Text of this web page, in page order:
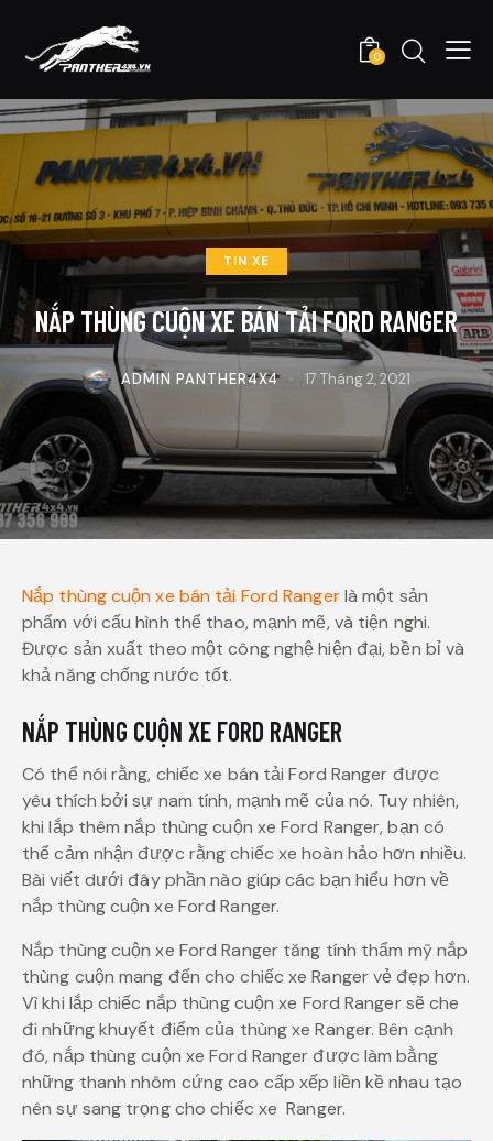
0
TIN XE
NẮP THÙNG CUỘN XE BÁN TẢI FORD RANGER
ADMIN PANTHER4X4 17 Tháng 2, 2021
Nắp thùng cuộn xe bán tải Ford Rangerlà một sản
phẩm với cấu hình thể thao, mạnh mẽ, và tiện nghi.
Được sản xuất theo một công nghệ hiện đại, bền bỉ và
khả năng chống nước tốt.
NẮP THÙNG CUỘN XE FORD RANGER
Có thể nói rằng, chiếc xe bán tải Ford Ranger được
yêu thích bởi sự nam tính, mạnh mẽ của nó. Tuy nhiên,
khi lắp thêm nắp thùng cuộn xe Ford Ranger, bạn có
thể cảm nhận được rằng chiếc xe hoàn hảo hơn nhiều.
Bài viết dưới đây phần nào giúp các bạn hiểu hơn về
nắp thùng cuộn xe Ford Ranger.
Nắp thùng cuộn xe Ford Ranger tăng tính thẩm mỹ nắp
thùng cuộn mang đến cho chiếc xe Ranger vẻ đẹp hơn.
Vì khi lắp chiếc nắp thùng cuộn xe Ford Ranger sẽ che
đi những khuyết điểm của thùng xe Ranger. Bên cạnh
đó, nắp thùng cuộn xe Ford Ranger được làm bằng
những thanh nhôm cứng cao cấp xếp liền kề nhau tạo
nên sự sang trọng cho chiếc xe Ranger.